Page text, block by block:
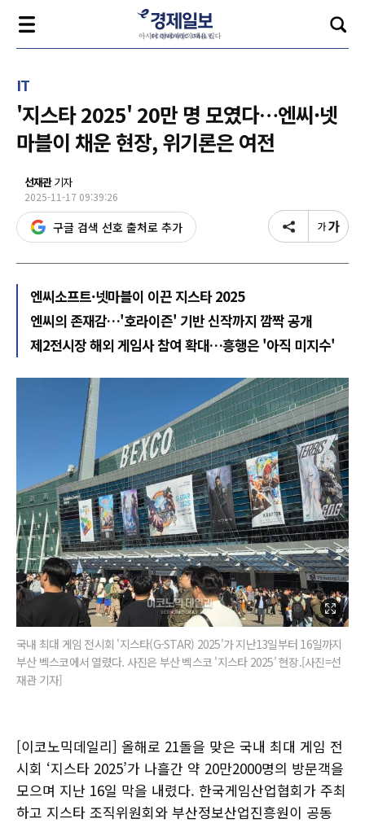
IT
'지스타 2025' 20만 명 모였다…엔씨·넷
마블이 채운 현장, 위기론은 여전
선재관기자
2025-11-17 09:39:26
구글 검색 선호 출처로 추가
엔씨소프트·넷마블이 이끈 지스타 2025
엔씨의 존재감…'호라이즌' 기반 신작까지 깜짝 공개
제2전시장 해외 게임사 참여 확대…흥행은 '아직 미지수'
국내 최대 게임 전시회 '지스타(G-STAR) 2025'가 지난13일부터 16일까지
부산 벡스코에서 열렸다. 사진은 부산 벡스코 '지스타 2025' 현장.[사진=선
재관 기자]
[이코노믹데일리] 올해로 21돌을 맞은 국내 최대 게임 전
시회 ‘지스타 2025’가 나흘간 약 20만2000명의 방문객을
모으며 지난 16일 막을 내렸다. 한국게임산업협회가 주최
하고 지스타 조직위원회와 부산정보산업진흥원이 공동